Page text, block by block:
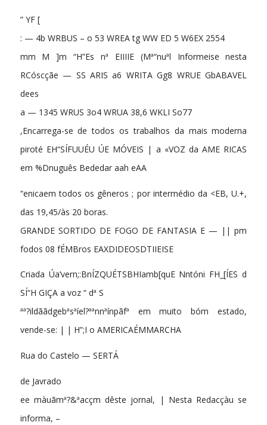
” YF [
: — 4b WRBUS – o 53 WREA tg WW ED 5 W6EX 2554
mm M ]m “H”Es nª EIIIIE (Mª“nuªl Informeise nesta
RCóscçãe — SS ARIS a6 WRITA Gg8 WRUE GbABAVEL
dees
a — 1345 WRUS 3o4 WRUA 38,6 WKLI So77
,Encarrega-se de todos os trabalhos da mais moderna
piroté EH“SÍFUUÉU ÚE MÓVEIS | a «VOZ da AME RICAS
em %Dnuguês Bededar aah eAA
“enicaem todos os gêneros ; por intermédio da <EB, U.+,
das 19,45/às 20 boras.
GRANDE SORTIDO DE FOGO DE FANTASIA E — || pm
fodos 08 fÉMBros EAXDIDEOSDTIIEISE
Criada Úa’vern;:BnÍZQUÉTSBHIamb[quE Nntóni FH_[ÍES d
SÍ“H GIÇA a voz “ dª S
ªª?ildããdgebªsªíel?ªªnnªínpãfª em muito bóm estado,
vende-se: | | H”;I o AMERICAÉMMARCHA
Rua do Castelo — SERTÁ
de Javrado
ee màuãmª?&ªacçm dêste jornal, | Nesta Redacçàu se
informa, –